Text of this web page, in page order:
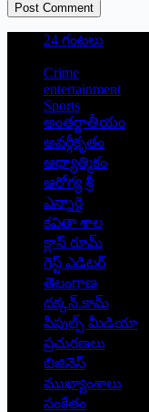
Post Comment
24 గంటలు
Crime
entertainment
Sports
అంతర్జాతీయం
అవర్గీకృతం
ఆధ్యాత్మికం
ఆరోగ్య శ్రీ
ఎన్నారై
కవితా శాల
క్లాస్ రూమ్
గెస్ట్ ఎడిటర్
తెలంగాణ
దక్కన్.కామ్
పీపుల్స్ ‌మీడియా
ప్రచురణలు
బిజినెస్
ముఖ్యాంశాలు
సంకేతం